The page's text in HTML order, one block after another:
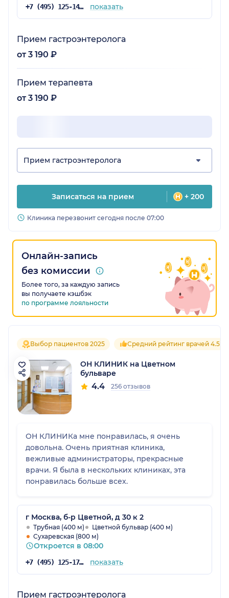
+7 (495) 125-14-51 показать
Прием гастроэнтеролога
от 3 190 ₽
Прием терапевта
от 3 190 ₽
Прием гастроэнтеролога
Записаться на прием + 200
Клиника перезвонит сегодня после 07:00
Онлайн-запись
без комиссии
Более того, за каждую запись
вы получаете кэшбэк
по программе лояльности
Выбор пациентов 2025 Средний рейтинг врачей 4.5
ОН КЛИНИК на Цветном
бульваре
4.4 256 отзывов
ОН КЛИНИКа мне понравилась, я очень
довольна. Очень приятная клиника,
вежливые администраторы, прекрасные
врачи. Я была в нескольких клиниках, эта
понравилась больше всех.
г Москва, б-р Цветной, д 30 к 2
Трубная (400 м)
Цветной бульвар (400 м)
Сухаревская (800 м)
Откроется в 08:00
+7 (495) 125-17-00 показать
Прием гастроэнтеролога